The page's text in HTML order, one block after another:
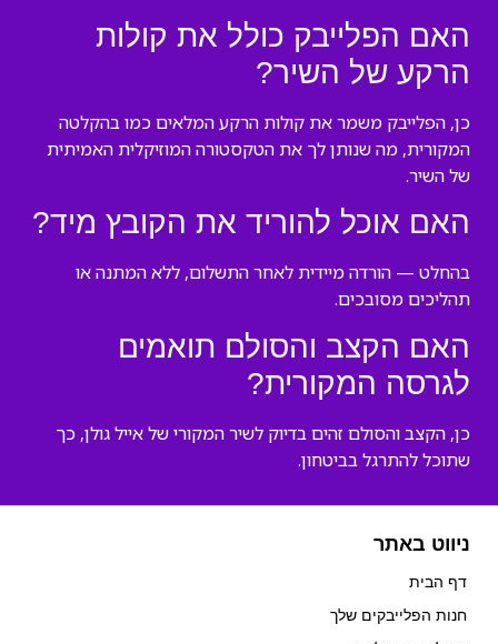
האם הפלייבק כולל את קולות
הרקע של השיר?
כן, הפלייבק משמר את קולות הרקע המלאים כמו בהקלטה
המקורית, מה שנותן לך את הטקסטורה המוזיקלית האמיתית
של השיר.
האם אוכל להוריד את הקובץ מיד?
בהחלט — הורדה מיידית לאחר התשלום, ללא המתנה או
תהליכים מסובכים.
האם הקצב והסולם תואמים
לגרסה המקורית?
כן, הקצב והסולם זהים בדיוק לשיר המקורי של אייל גולן, כך
שתוכל להתרגל בביטחון.
ניווט באתר
דף הבית
חנות הפלייבקים שלך